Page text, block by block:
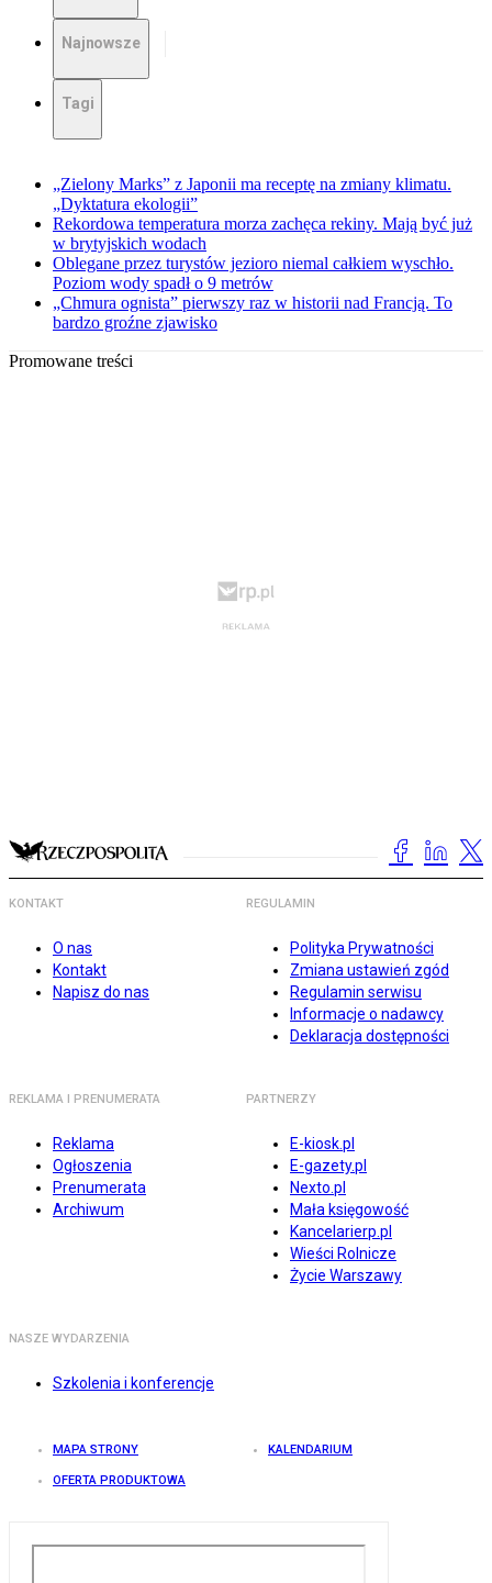
Najnowsze
Tagi
„Zielony Marks” z Japonii ma receptę na zmiany klimatu.
„Dyktatura ekologii”
Rekordowa temperatura morza zachęca rekiny. Mają być już
w brytyjskich wodach
Oblegane przez turystów jezioro niemal całkiem wyschło.
Poziom wody spadł o 9 metrów
„Chmura ognista” pierwszy raz w historii nad Francją. To
bardzo groźne zjawisko
Promowane treści
KONTAKT
O nas
Kontakt
Napisz do nas
REGULAMIN
Polityka Prywatności
Zmiana ustawień zgód
Regulamin serwisu
Informacje o nadawcy
Deklaracja dostępności
REKLAMA I PRENUMERATA
Reklama
Ogłoszenia
Prenumerata
Archiwum
PARTNERZY
E-kiosk.pl
E-gazety.pl
Nexto.pl
Mała księgowość
Kancelarierp.pl
Wieści Rolnicze
Życie Warszawy
NASZE WYDARZENIA
Szkolenia i konferencje
MAPA STRONY KALENDARIUM
OFERTA PRODUKTOWA